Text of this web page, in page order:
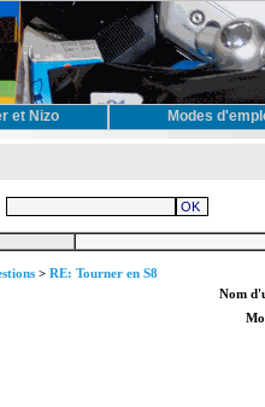
et Nizo Modes
> RE: Tourner en S8
Nom